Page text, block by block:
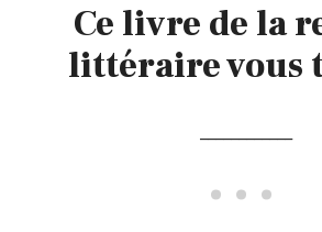
Ce livre de la
littéraire vous